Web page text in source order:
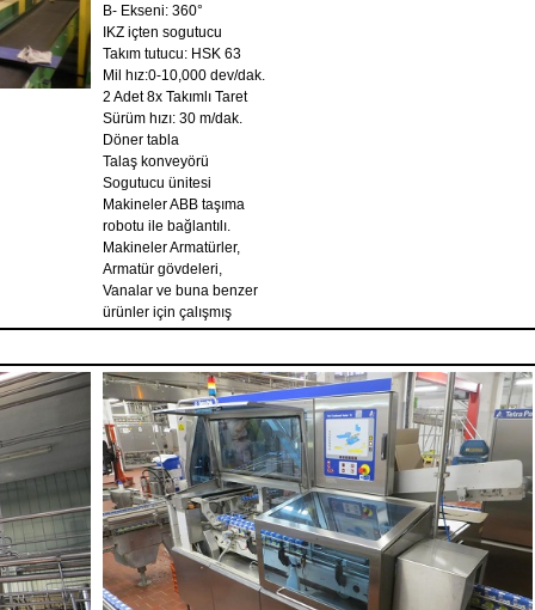
B- Ekseni: 360°
IKZ içten sogutucu
Takım tutucu: HSK 63
Mil hız:0-10,000 dev/dak.
2 Adet 8x Takımlı Taret
Sürüm hızı: 30 m/dak.
Döner tabla
Talaş konveyörü
Sogutucu ünitesi
Makineler ABB taşıma
robotu ile bağlantılı.
Makineler Armatürler,
Armatür gövdeleri,
Vanalar ve buna benzer
ürünler için çalışmış